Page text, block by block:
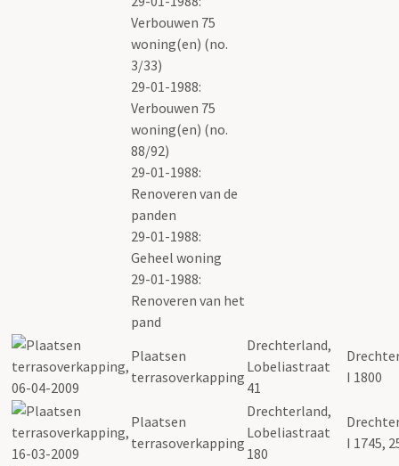
Verbouwen 75
woning(en) (no.
3/33)
29-01-1988:
Verbouwen 75
woning(en) (no.
88/92)
29-01-1988:
Renoveren van de
panden
29-01-1988:
Geheel woning
29-01-1988:
Renoveren van het
pand
Plaatsen
terrasoverkapping
Drechterland,
Lobeliastraat
41
I 1800
Plaatsen
terrasoverkapping
Drechterland,
Lobeliastraat
180
I 1745,